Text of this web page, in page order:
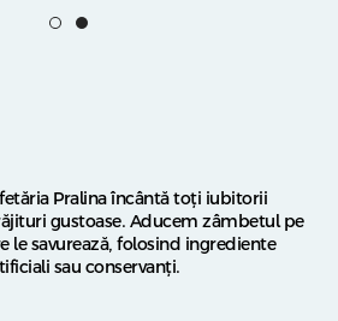
Pralina încântă toți iubitorii
gustoase. Aducem zâmbetul pe
le savurează, folosind ingrediente
sau conservanți.